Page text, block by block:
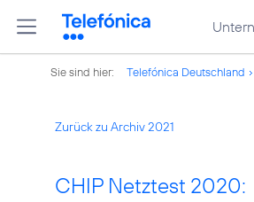
Sie sind hier: Telefónica Deutschland
Zurück zu Archiv 2021
CHIP Netztest 2020: